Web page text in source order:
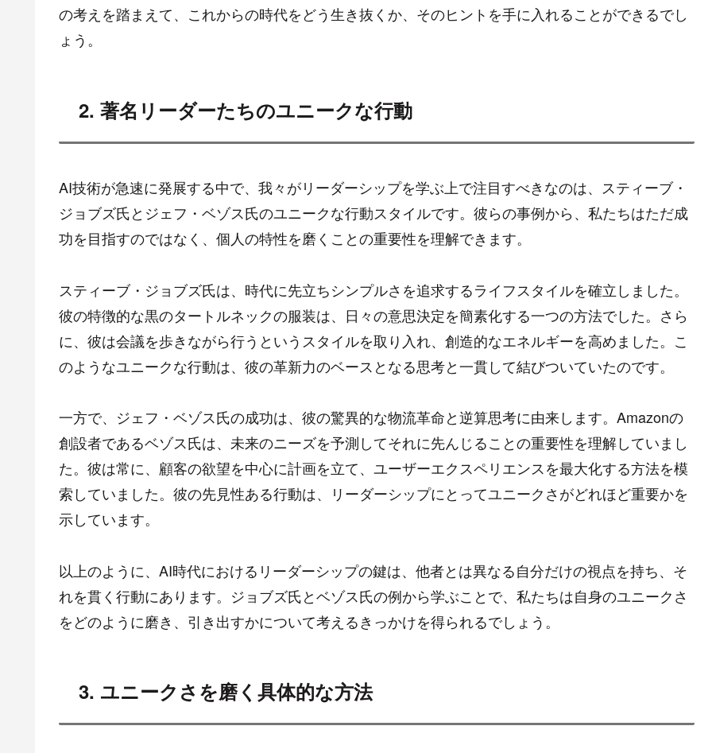
の考えを踏まえて、これからの時代をどう生き抜くか、そのヒントを手に入れることができるでし
ょう。
2. 著名リーダーたちのユニークな行動
AI技術が急速に発展する中で、我々がリーダーシップを学ぶ上で注目すべきなのは、スティーブ・
ジョブズ氏とジェフ・ベゾス氏のユニークな行動スタイルです。彼らの事例から、私たちはただ成
功を目指すのではなく、個人の特性を磨くことの重要性を理解できます。
スティーブ・ジョブズ氏は、時代に先立ちシンプルさを追求するライフスタイルを確立しました。
彼の特徴的な黒のタートルネックの服装は、日々の意思決定を簡素化する一つの方法でした。さら
に、彼は会議を歩きながら行うというスタイルを取り入れ、創造的なエネルギーを高めました。こ
のようなユニークな行動は、彼の革新力のベースとなる思考と一貫して結びついていたのです。
一方で、ジェフ・ベゾス氏の成功は、彼の驚異的な物流革命と逆算思考に由来します。Amazonの
創設者であるベゾス氏は、未来のニーズを予測してそれに先んじることの重要性を理解していまし
た。彼は常に、顧客の欲望を中心に計画を立て、ユーザーエクスペリエンスを最大化する方法を模
索していました。彼の先見性ある行動は、リーダーシップにとってユニークさがどれほど重要かを
示しています。
以上のように、AI時代におけるリーダーシップの鍵は、他者とは異なる自分だけの視点を持ち、そ
れを貫く行動にあります。ジョブズ氏とベゾス氏の例から学ぶことで、私たちは自身のユニークさ
をどのように磨き、引き出すかについて考えるきっかけを得られるでしょう。
3. ユニークさを磨く具体的な方法